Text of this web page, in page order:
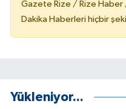
Gazete Rize / Rize
Dakika Haberleri hiçbir
Yükleniyor...